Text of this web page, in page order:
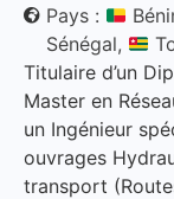
Pays :
Sénégal,
Titulaire d’un
Master en
un Ingénieur
ouvrages
transport